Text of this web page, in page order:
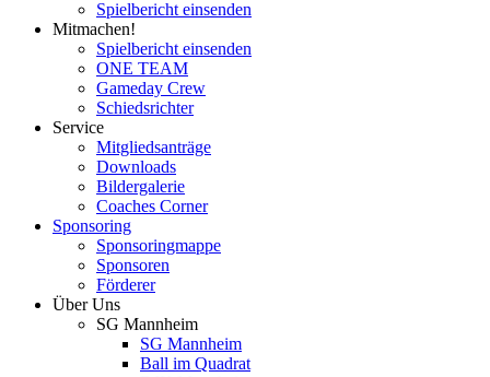
Spielbericht einsenden
Mitmachen!
Spielbericht einsenden
ONE TEAM
Gameday Crew
Schiedsrichter
Service
Mitgliedsanträge
Downloads
Bildergalerie
Coaches Corner
Sponsoring
Sponsoringmappe
Sponsoren
Förderer
Über Uns
SG Mannheim
SG Mannheim
Ball im Quadrat